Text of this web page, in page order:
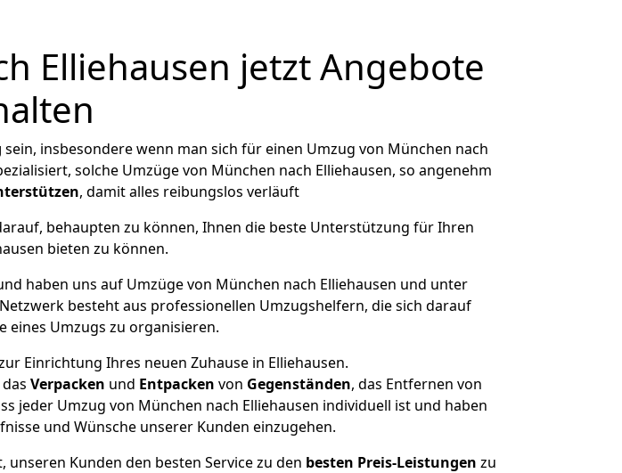
Elliehausen jetzt Angebote
sein, insbesondere wenn man sich für einen Umzug von München nach
solche Umzüge von München nach Elliehausen, so angenehm
, damit alles reibungslos verläuft
behaupten zu können, Ihnen die beste Unterstützung für Ihren
bieten zu können.
haben uns auf Umzüge von München nach Elliehausen und unter
besteht aus professionellen Umzugshelfern, die sich darauf
eines Umzugs zu organisieren.
Einrichtung Ihres neuen Zuhause in Elliehausen.
Verpacken und Entpacken von Gegenständen, das Entfernen von
jeder Umzug von München nach Elliehausen individuell ist und haben
und Wünsche unserer Kunden einzugehen.
Kunden den besten Service zu den besten Preis-Leistungen zu